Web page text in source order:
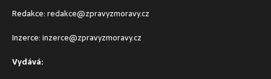
Redakce:redakce@zpravyzmoravy.cz
Inzerce:inzerce@zpravyzmoravy.cz
Vydává: